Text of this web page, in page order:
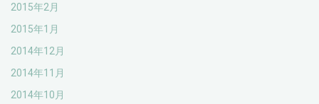
2015年2月
2015年1月
2014年12月
2014年11月
2014年10月